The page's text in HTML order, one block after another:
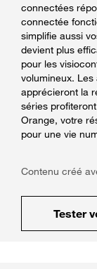
connectées
connectée
simplifie aussi
devient plus
pour les
volumineux.
apprécieront la
séries
Orange, votre
pour une vie
Contenu créé
Tester